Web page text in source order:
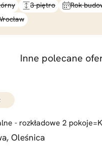
3 piętro
Rok
Inne polecane
- rozkładowe 2 pokoje=
Oleśnica